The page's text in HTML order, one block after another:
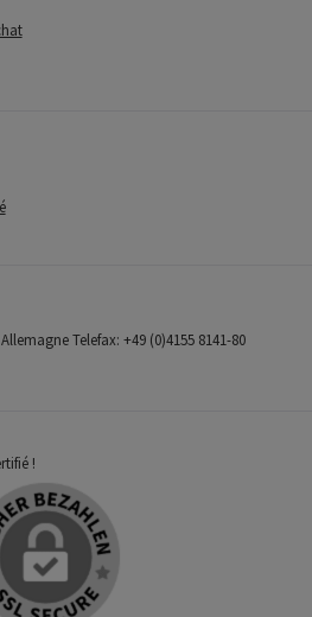
Telefax: +49 (0)4155 8141-80
!